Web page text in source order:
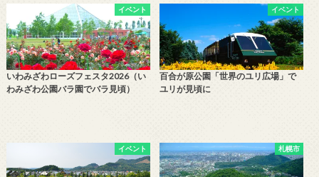
イベント
いわみざわローズフェスタ2026（い
わみざわ公園バラ園でバラ見頃）
イベント
百合が原公園「世界のユリ広場」で
ユリが見頃に
イベント 札幌市